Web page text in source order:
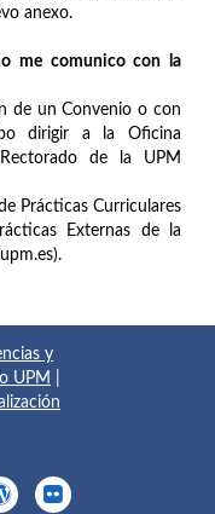
anexo.
me comunico con la
de un Convenio o con
dirigir a la Oficina
de la UPM
Prácticas Curriculares
Externas de la
y
UPM